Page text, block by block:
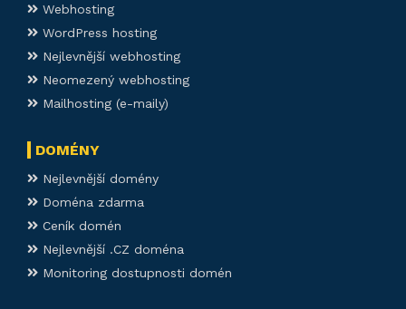
Webhosting
WordPress hosting
Nejlevnější webhosting
Neomezený webhosting
Mailhosting (e-maily)
DOMÉNY
Nejlevnější domény
Doména zdarma
Ceník domén
Nejlevnější .CZ doména
Monitoring dostupnosti domén